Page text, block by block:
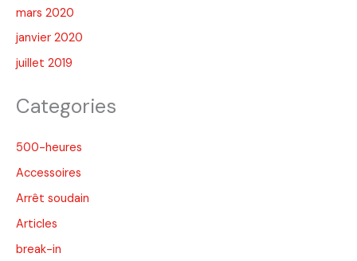
mars 2020
janvier 2020
juillet 2019
Categories
500-heures
Accessoires
Arrêt soudain
Articles
break-in